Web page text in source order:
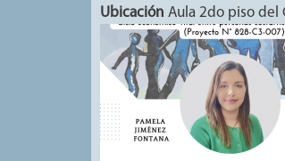
Ubicación Aula 2do piso del